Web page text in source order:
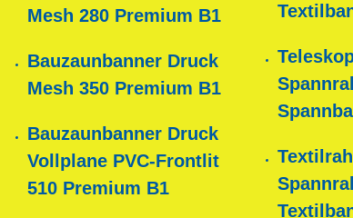
Mesh 280 Premium B1
Bauzaunbanner Druck
Mesh 350 Premium B1
Bauzaunbanner Druck
Vollplane PVC-Frontlit
510 Premium B1